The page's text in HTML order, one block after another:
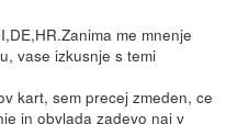
me mnenje
vase izkusnje s temi
kart, sem precej zmeden, ce
in obvlada zadevo naj v